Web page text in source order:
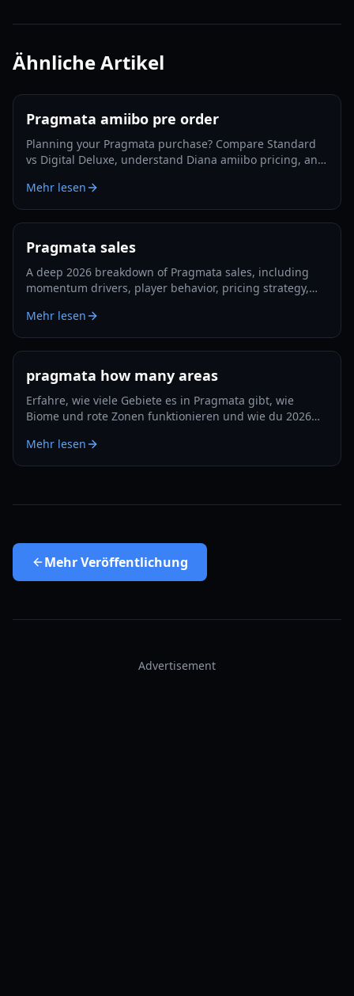
Ähnliche Artikel
Pragmata amiibo pre order
Planning your Pragmata purchase? Compare Standard
vs Digital Deluxe, understand Diana amiibo pricing, and
Mehr lesen
Pragmata sales
A deep 2026 breakdown of Pragmata sales, including
momentum drivers, player behavior, pricing strategy,
Mehr lesen
pragmata how many areas
Erfahre, wie viele Gebiete es in Pragmata gibt, wie
Biome und rote Zonen funktionieren und wie du 2026
Mehr lesen
MehrVeröffentlichung
Advertisement